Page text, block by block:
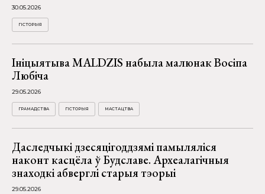
30.05.2026
ГІСТОРЫЯ
Ініцыятыва MALDZIS набыла малюнак Восіпа
Любіча
29.05.2026
ГРАМАДСТВА ГІСТОРЫЯ МАСТАЦТВА
Даследчыкі дзесяцігоддзямі памыляліся
наконт касцёла ў Будславе. Археалагічныя
знаходкі абверглі старыя тэорыі
29.05.2026